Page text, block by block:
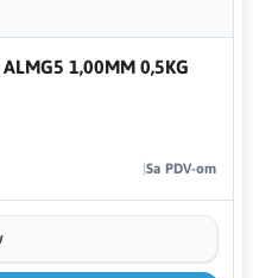
1,00MM 0,5KG
Sa PDV-om